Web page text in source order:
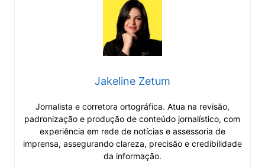
Jakeline Zetum
Jornalista e corretora ortográfica. Atua na revisão,
padronização e produção de conteúdo jornalístico, com
experiência em rede de notícias e assessoria de
imprensa, assegurando clareza, precisão e credibilidade
da informação.